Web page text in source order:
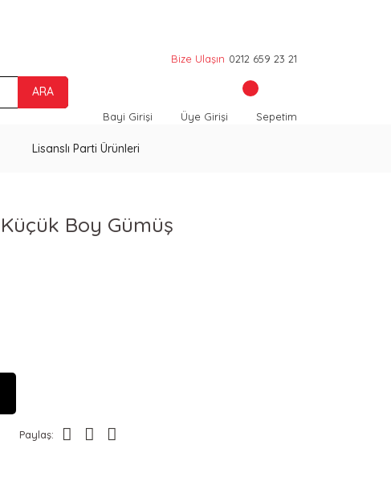
ARA
Bize Ulaşın 0212 659 23 21
Bayi Girişi Üye Girişi Sepetim
Lisanslı Parti Ürünleri
Küçük Boy Gümüş
Paylaş: